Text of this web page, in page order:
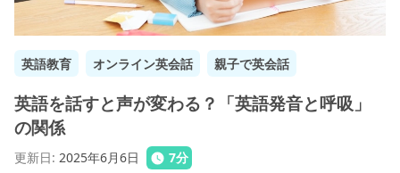
英語教育 オンライン英会話 親子で英会話
英語を話すと声が変わる？「英語発音と呼吸」
の関係
更新日: 2025年6月6日 7分